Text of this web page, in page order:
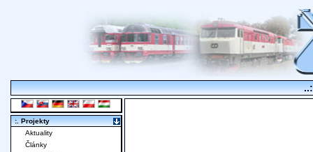
:. Projekty
Aktuality
Články